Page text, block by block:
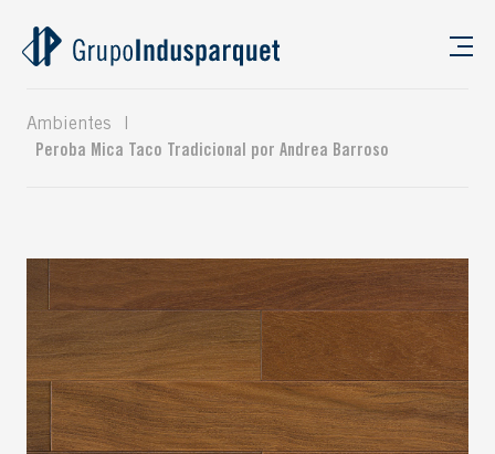
Ambientes
Peroba Mica Taco Tradicional por Andrea Barroso